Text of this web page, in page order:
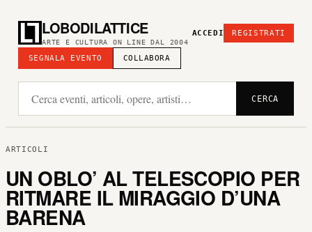
LOBODILATTICE
ARTE E CULTURA ON LINE DAL 2004
SEGNALA EVENTO COLLABORA
ACCEDI REGISTRATI
CERCA
ARTICOLI
UN OBLO’ AL TELESCOPIO PER
RITMARE IL MIRAGGIO D’UNA
BARENA